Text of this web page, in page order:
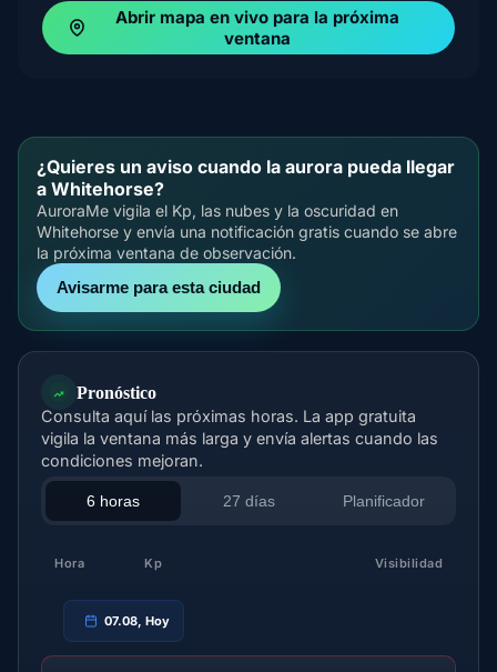
Abrir mapa en vivo para la próxima
ventana
¿Quieres un aviso cuando la aurora pueda llegar
a Whitehorse?
AuroraMe vigila el Kp, las nubes y la oscuridad en
Whitehorse y envía una notificación gratis cuando se abre
la próxima ventana de observación.
Avisarme para esta ciudad
Pronóstico
Consulta aquí las próximas horas. La app gratuita
vigila la ventana más larga y envía alertas cuando las
condiciones mejoran.
6 horas 27 días Planificador
Hora Kp Visibilidad
07.08, Hoy